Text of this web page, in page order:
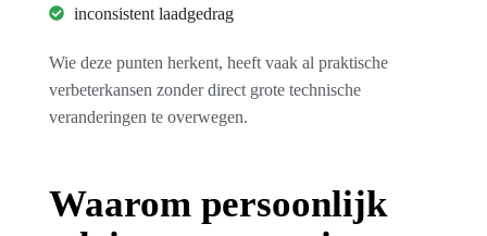
inconsistent laadgedrag
Wie deze punten herkent, heeft vaak al praktische
verbeterkansen zonder direct grote technische
veranderingen te overwegen.
Waarom persoonlijk